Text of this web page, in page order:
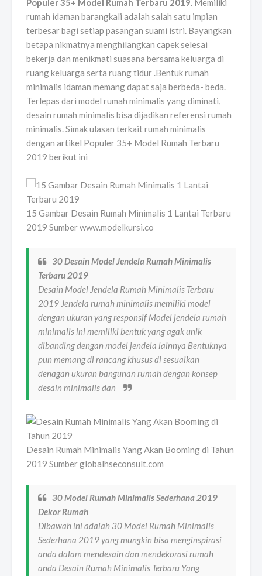
Populer 35+ Model Rumah Terbaru 2019. Memiliki
rumah idaman barangkali adalah salah satu impian
terbesar bagi setiap pasangan suami istri. Bayangkan
betapa nikmatnya menghilangkan capek selesai
bekerja dan menikmati suasana bersama keluarga di
ruang keluarga serta ruang tidur .Bentuk rumah
minimalis idaman memang dapat saja berbeda- beda.
Terlepas dari model rumah minimalis yang diminati,
desain rumah minimalis bisa dijadikan referensi rumah
minimalis. Simak ulasan terkait rumah minimalis
dengan artikel Populer 35+ Model Rumah Terbaru
2019 berikut ini
15 Gambar Desain Rumah Minimalis 1 Lantai Terbaru
2019 Sumber www.modelkursi.co
30 Desain Model Jendela Rumah Minimalis
Terbaru 2019
Desain Model Jendela Rumah Minimalis Terbaru
2019 Jendela rumah minimalis memiliki model
dengan ukuran yang responsif Model jendela rumah
minimalis ini memiliki bentuk yang agak unik
dibanding dengan model jendela lainnya Bentuknya
pun memang di rancang khusus di sesuaikan
denagan ukuran bangunan rumah dengan konsep
desain minimalis dan
Desain Rumah Minimalis Yang Akan Booming di Tahun
2019 Sumber globalhseconsult.com
30 Model Rumah Minimalis Sederhana 2019
Dekor Rumah
Dibawah ini adalah 30 Model Rumah Minimalis
Sederhana 2019 yang mungkin bisa menginspirasi
anda dalam mendesain dan mendekorasi rumah
anda Desain Rumah Minimalis Terbaru Yang